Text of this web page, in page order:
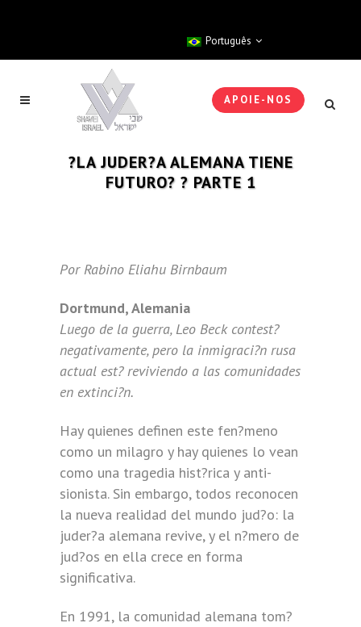
Português
APOIE-NOS
?LA JUDER?A ALEMANA TIENE
FUTURO? ? PARTE 1
Por Rabino Eliahu Birnbaum
Dortmund, Alemania
Luego de la guerra, Leo Beck contest?
negativamente, pero la inmigraci?n rusa
actual est? reviviendo a las comunidades
en extinci?n.
Hay quienes definen este fen?meno
como un milagro y hay quienes lo vean
como una tragedia hist?rica y anti-
sionista. Sin embargo, todos reconocen
la nueva realidad del mundo jud?o: la
juder?a alemana revive, y el n?mero de
jud?os en ella crece en forma
significativa.
En 1991, la comunidad alemana tom?